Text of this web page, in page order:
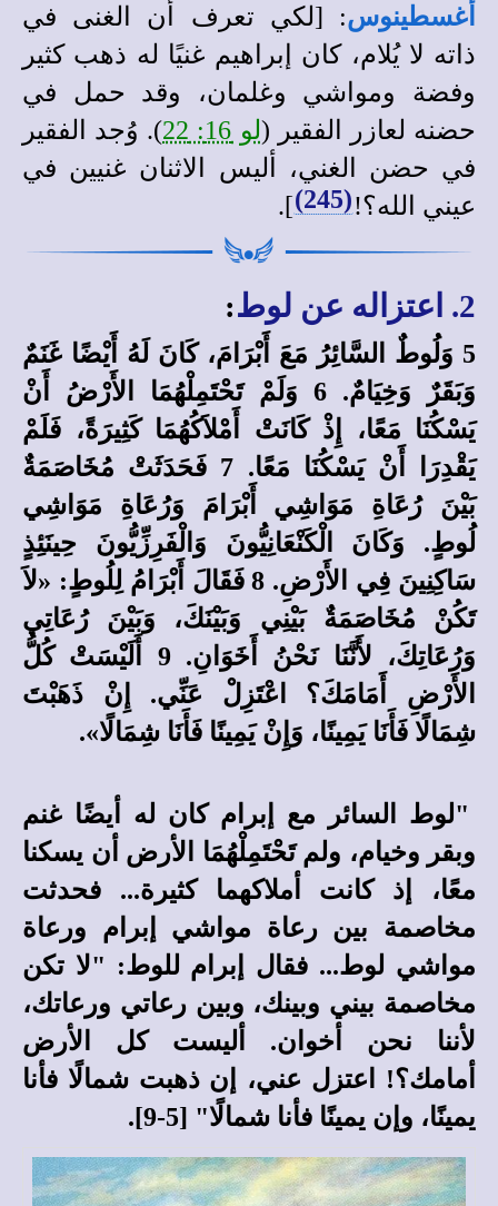
أغسطينوس: [لكي تعرف أن الغنى في
ذاته لا يُلام، كان إبراهيم غنيًا له ذهب كثير
وفضة ومواشي وغلمان، وقد حمل في
حضنه لعازر الفقير (لو 16: 22
). وُجد الفقير
في حضن الغني، أليس الاثنان غنيين في
عيني الله؟!(245)
].
2. اعتزاله عن لوط :
5 وَلُوطٌ السَّائِرُ مَعَ أَبْرَامَ، كَانَ لَهُ أَيْضًا غَنَمٌ
وَبَقَرٌ وَخِيَامٌ. 6 وَلَمْ تَحْتَمِلْهُمَا الأَرْضُ أَنْ
يَسْكُنَا مَعًا، إِذْ كَانَتْ أَمْلاَكُهُمَا كَثِيرَةً، فَلَمْ
يَقْدِرَا أَنْ يَسْكُنَا مَعًا. 7 فَحَدَثَتْ مُخَاصَمَةٌ
بَيْنَ رُعَاةِ مَوَاشِي أَبْرَامَ وَرُعَاةِ مَوَاشِي
لُوطٍ. وَكَانَ الْكَنْعَانِيُّونَ وَالْفَرِزِّيُّونَ حِينَئِذٍ
سَاكِنِينَ فِي الأَرْضِ. 8 فَقَالَ أَبْرَامُ لِلُوطٍ: «لاَ
تَكُنْ مُخَاصَمَةٌ بَيْنِي وَبَيْنَكَ، وَبَيْنَ رُعَاتِي
وَرُعَاتِكَ، لأَنَّنَا نَحْنُ أَخَوَانِ. 9 أَلَيْسَتْ كُلُّ
الأَرْضِ أَمَامَكَ؟ اعْتَزِلْ عَنِّي. إِنْ ذَهَبْتَ
شِمَالًا فَأَنَا يَمِينًا، وَإِنْ يَمِينًا فَأَنَا شِمَالًا».
"لوط السائر مع إبرام كان له أيضًا غنم
وبقر وخيام، ولم تَحْتَمِلْهُمَا الأرض أن يسكنا
معًا، إذ كانت أملاكهما كثيرة... فحدثت
مخاصمة بين رعاة مواشي إبرام ورعاة
مواشي لوط... فقال إبرام للوط: "لا تكن
مخاصمة بيني وبينك، وبين رعاتي ورعاتك،
لأننا نحن أخوان. أليست كل الأرض
أمامك؟! اعتزل عني، إن ذهبت شمالًا فأنا
يمينًا، وإن يمينًا فأنا شمالًا" [5-9].